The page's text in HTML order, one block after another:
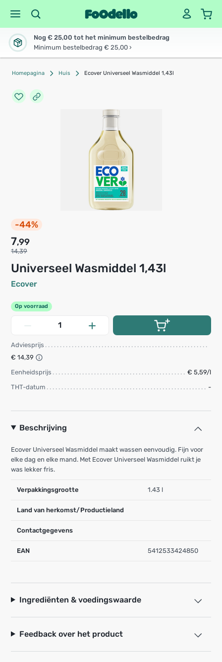
Nog € 25,00 tot het minimum bestelbedrag
Minimum bestelbedrag € 25,00 ›
Homepagina Huis Ecover Universeel Wasmiddel 1,43l
-44%
Universeel Wasmiddel 1,43l
Ecover
7,99
14,39
Op voorraad
Adviesprijs
€ 14,39
Eenheidsprijs
€ 5,59/l
THT-datum
-
Beschrijving
Ecover Universeel Wasmiddel maakt wassen eenvoudig. Fijn voor
elke dag en elke mand. Met Ecover Universeel Wasmiddel ruikt je
was lekker fris.
Verpakkingsgrootte 1.43 l
Land van herkomst/Productieland
Contactgegevens
EAN 5412533424850
Ingrediënten & voedingswaarde
Feedback over het product